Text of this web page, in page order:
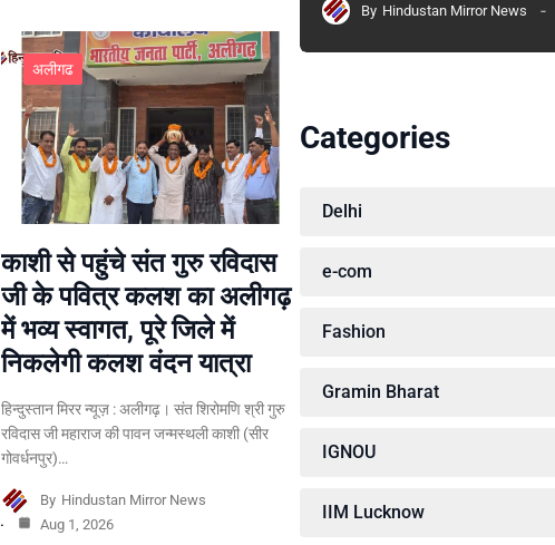
अलीगढ
काशी से पहुंचे संत गुरु रविदास
जी के पवित्र कलश का अलीगढ़
में भव्य स्वागत, पूरे जिले में
निकलेगी कलश वंदन यात्रा
हिन्दुस्तान मिरर न्यूज़ : अलीगढ़। संत शिरोमणि श्री गुरु
रविदास जी महाराज की पावन जन्मस्थली काशी (सीर
गोवर्धनपुर)…
By Hindustan Mirror News
Aug 1, 2026
By Hindustan Mirror News
Categories
Delhi
e-com
Fashion
Gramin Bharat
IGNOU
IIM Lucknow